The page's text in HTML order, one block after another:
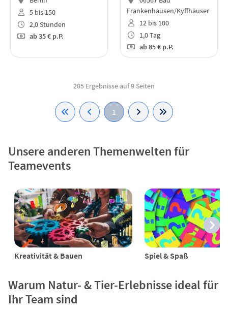
5 bis 150
2,0 Stunden
ab35 € p.P.
Frankenhausen/Kyffhäuser
12 bis 100
1,0 Tag
ab85 € p.P.
205 Ergebnisse auf 9 Seiten
1
Unsere anderen Themenwelten für
Teamevents
Kreativität & Bauen Spiel & Spaß
Warum Natur- & Tier-Erlebnisse ideal für
Ihr Team sind